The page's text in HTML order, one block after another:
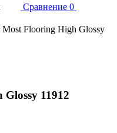
Сравнение 0
Flooring High Glossy
11912